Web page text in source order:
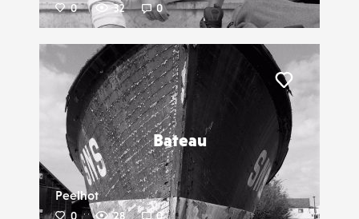
0 32 0
Bateau
Peelhot
0 28 0